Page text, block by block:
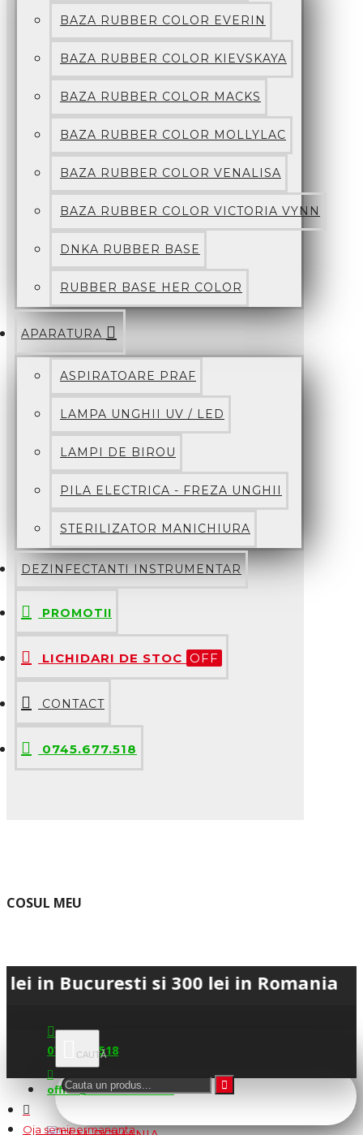
BAZA RUBBER COLOR EVERIN
BAZA RUBBER COLOR KIEVSKAYA
BAZA RUBBER COLOR MACKS
BAZA RUBBER COLOR MOLLYLAC
BAZA RUBBER COLOR VENALISA
BAZA RUBBER COLOR VICTORIA VYNN
DNKA RUBBER BASE
RUBBER BASE HER COLOR
APARATURA
ASPIRATOARE PRAF
LAMPA UNGHII UV / LED
LAMPI DE BIROU
PILA ELECTRICA - FREZA UNGHII
STERILIZATOR MANICHIURA
DEZINFECTANTI INSTRUMENTAR
PROMOTII
LICHIDARI DE STOC OFF
CONTACT
0745.677.518
COSUL MEU
si 300 lei in Romania • 💳
0745.677.518
office@fsm-romania.ro
Oja semipermanenta